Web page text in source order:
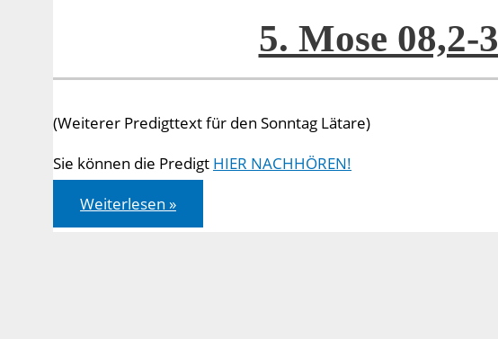
5. Mose 08,2-3
(Weiterer Predigttext für den Sonntag Lätare)
Sie können die Predigt HIER NACHHÖREN!
5.
Mose
08,2-
Weiterlesen »